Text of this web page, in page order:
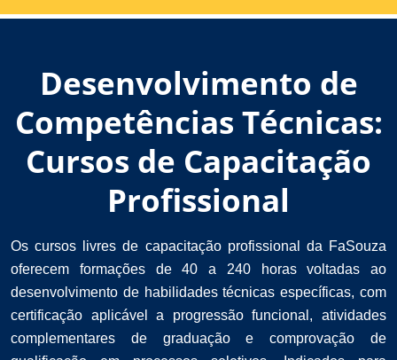
Desenvolvimento de
Competências Técnicas:
Cursos de Capacitação
Profissional
Os cursos livres de capacitação profissional da FaSouza
oferecem formações de 40 a 240 horas voltadas ao
desenvolvimento de habilidades técnicas específicas, com
certificação aplicável a progressão funcional, atividades
complementares de graduação e comprovação de